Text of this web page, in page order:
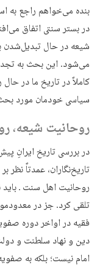
بنده می‌خواهم راجع به
در بستر سنتی اتفاق
شیعه در حال
می‌شود. این بحث به
کاملاً در تاریخ ما در
سیاسی خودمان مورد
روحانیت شیعه،
در بررسی تاریخ ایرانِ
تاریخ‌نگاران، عمدتاً
روحانیت اهل سنت ـ
تلقی کرد. جز در
فقیه در اواخر دوره
دین و نهاد سلطنت و
امام نیست؛ بلکه به